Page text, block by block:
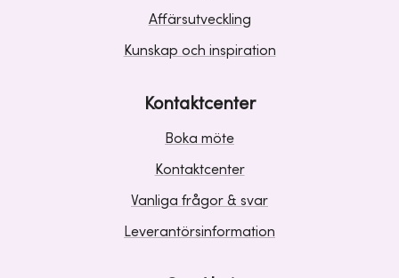
Affärsutveckling
Kunskap och inspiration
Kontaktcenter
Boka möte
Kontaktcenter
Vanliga frågor & svar
Leverantörsinformation